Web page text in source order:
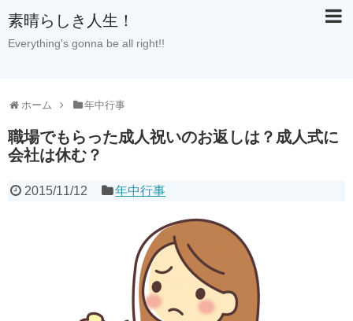
素晴らしき人生！
Everything's gonna be all right!!
ホーム 年中行事
職場でもらった成人祝いのお返しは？成人式に
会社は休む？
2015/11/12 年中行事